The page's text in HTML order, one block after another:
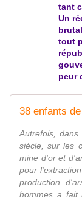
tant
Un
tout
peur
Autrefois,
siècle, sur les
mine d'or et
pour
production
hommes a fait